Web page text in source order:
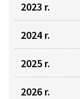
2023 r.
2024 r.
2025 r.
2026 r.